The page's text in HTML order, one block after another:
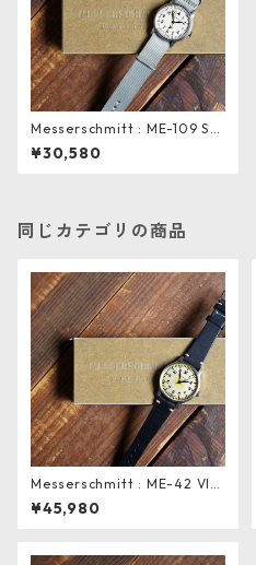
Messerschmitt : ME-109 S
WHITE . field nylon grey
¥30,580
同じカテゴリの商品
Messerschmitt : ME-42 VIN
TAGE . Hunter black
¥45,980